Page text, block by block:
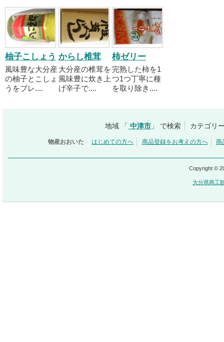
柚子こしょう
風味豊な大分産
の柚子とこしょ
うをブレ....
からし椎茸
大分産の椎茸を
風味豊に炊き上
げ辛子で....
柿ゼリー
完熟した柿を1
つ1つ丁寧に種
を取り除き....
地域 「 中津市 」 で検索 カテゴリ
物産おおいた はじめての方へ 商品登録をお考えの方へ 商
Copyright ©
大分県商工